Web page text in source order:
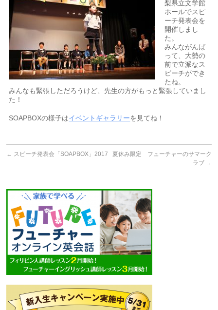
梨県立文学館
ホールでスピ
ーチ発表会を
開催しまし
た。
みんながんば
って、大勢の
前で立派なス
ピーチができ
たね。
みんなも緊張しただろうけど、先生の方がもっと緊張していまし
た！
SOAPBOXの様子はイベントギャラリーを見てね！
← スピーチ発表会「SOAPBOX」2017
夏休み限定 フューチャーのサマーク
ラブ →